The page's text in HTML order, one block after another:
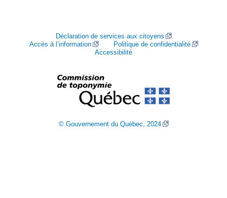
Déclaration de services aux citoyens
Accès à l’information
Politique de confidentialité
Accessibilité
© Gouvernement du Québec, 2024